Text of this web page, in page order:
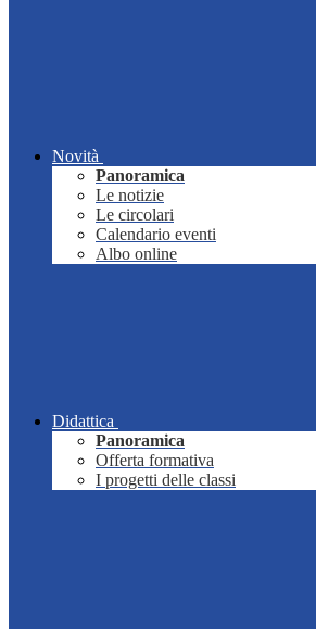
Novità
Panoramica
Le notizie
Le circolari
Calendario eventi
Albo online
Didattica
Panoramica
Offerta formativa
I progetti delle classi